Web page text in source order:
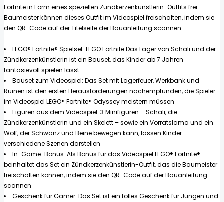
Fortnite in Form eines speziellen Zündkerzenkünstlerin-Outfits frei.
Baumeister können dieses Outfit im Videospiel freischalten, indem sie
den QR-Code auf der Titelseite der Bauanleitung scannen.
LEGO® Fortnite® Spielset: LEGO Fortnite Das Lager von Schali und der
Zündkerzenkünstlerin ist ein Bauset, das Kinder ab 7 Jahren
fantasievoll spielen lässt
Bauset zum Videospiel: Das Set mit Lagerfeuer, Werkbank und
Ruinen ist den ersten Herausforderungen nachempfunden, die Spieler
im Videospiel LEGO® Fortnite® Odyssey meistern müssen
Figuren aus dem Videospiel: 3 Minifiguren – Schali, die
Zündkerzenkünstlerin und ein Skelett – sowie ein Vorratslama und ein
Wolf, der Schwanz und Beine bewegen kann, lassen Kinder
verschiedene Szenen darstellen
In-Game-Bonus: Als Bonus für das Videospiel LEGO® Fortnite®
beinhaltet das Set ein Zündkerzenkünstlerin-Outfit, das die Baumeister
freischalten können, indem sie den QR-Code auf der Bauanleitung
scannen
Geschenk für Gamer: Das Set ist ein tolles Geschenk für Jungen und